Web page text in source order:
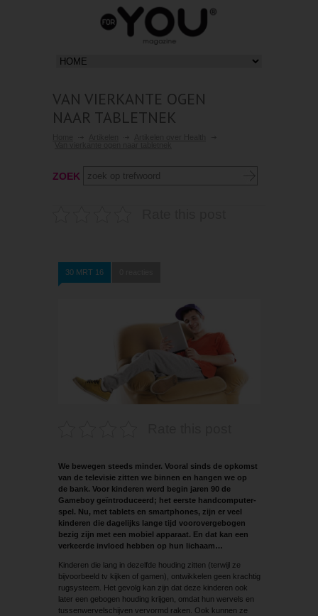
VAN VIERKANTE OGEN
NAAR TABLETNEK
ZOEK
30 MRT 16
We bewegen steeds minder. Vooral sinds de opkomst
van de televisie zitten we binnen en hangen we op
de bank. Voor kinderen werd begin jaren 90 de
Gameboy geïntroduceerd; het eerste handcomputer­
spel. Nu, met tablets en smartphones, zijn er veel
kinderen die dagelijks lange tijd voorovergebogen
bezig zijn met een mobiel apparaat. En dat kan een
verkeerde invloed hebben op hun lichaam…
Kinderen die lang in dezelfde houding zitten (terwijl ze
bijvoorbeeld tv kijken of gamen), ontwikkelen geen krachtig
rugsysteem. Het gevolg kan zijn dat deze kinderen ook
later een gebogen houding krijgen, omdat hun wervels en
tussenwervelschijven vervormd raken. Ook kunnen ze